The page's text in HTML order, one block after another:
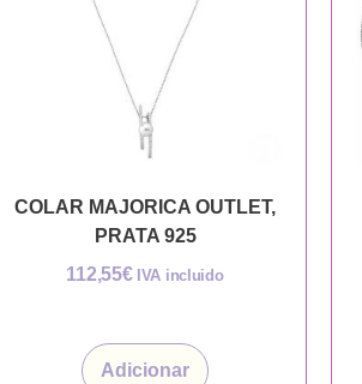
COLAR MAJORICA OUTLET,
PRATA 925
112,55€ IVA incluido
Adicionar